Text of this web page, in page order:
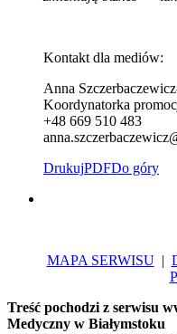
Kontakt dla mediów:
Anna
Koordynatorka
+48 669 510 483
DrukujPDFDo góry
MAPA SERWISU|
Treść pochodzi z serwisu
Medyczny w Białymstoku